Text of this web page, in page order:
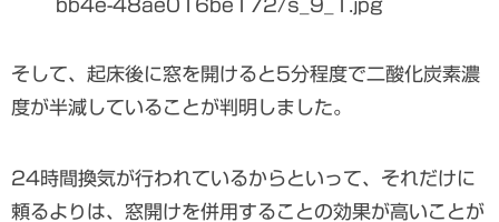
bb4e-48ae016be172/s_9_1.jpg
そして、起床後に窓を開けると5分程度で二酸化炭素濃
度が半減していることが判明しました。
24時間換気が行われているからといって、それだけに
頼るよりは、窓開けを併用することの効果が高いことが